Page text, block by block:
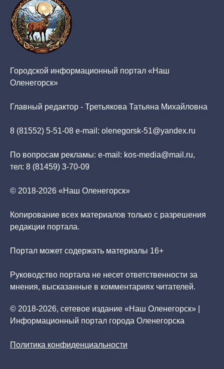
Городской информационный портал «Наш
Оленегорск»
Главный редактор - Третьякова Татьяна Михайловна
8 (81552) 5-51-08 e-mail: olenegorsk-51@yandex.ru
По вопросам рекламы: e-mail: kos-media@mail.ru,
тел: 8 (81459) 3-70-09
© 2018-2026 «Наш Оленегорск»
Копирование всех материалов только с разрешения
редакции портала.
Портал может содержать материалы 16+
Руководство портала не несет ответственности за
мнения, высказанные в комментариях читателей.
© 2018-2026, сетевое издание «Наш Оленегорск» |
Информационный портал города Оленегорска
Политика конфиденциальности